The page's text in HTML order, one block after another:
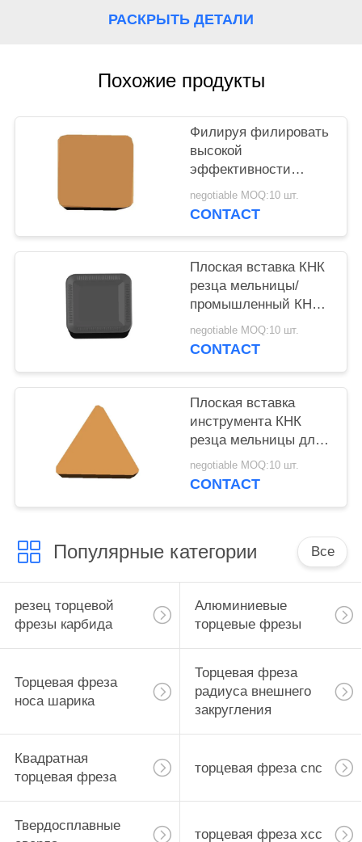
РАСКРЫТЬ ДЕТАЛИ
Похожие продукты
Филируя филировать
высокой
эффективности
вставок введите КНК/
КНК поворачивая
negotiable MOQ:10 шт.
CONTACT
Плоская вставка КНК
резца мельницы/
промышленный КНК
калибруя точность
вставки высокую
negotiable MOQ:10 шт.
CONTACT
Плоская вставка
инструмента КНК
резца мельницы для
затвердетой
пластмассы
negotiable MOQ:10 шт.
CONTACT
Популярные категории Все
резец торцевой
фрезы карбида
Алюминиевые
торцевые фрезы
Торцевая фреза
носа шарика
Торцевая фреза
радиуса внешнего
закругления
Квадратная
торцевая фреза
торцевая фреза cnc
Твердосплавные
торцевая фреза хсс